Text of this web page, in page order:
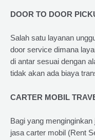
DOOR TO DOOR
Salah satu layanan
door service dimana
di antar sesuai dengan
tidak akan ada biaya
CARTER MOBIL
Bagi yang
jasa carter mobil (Rent